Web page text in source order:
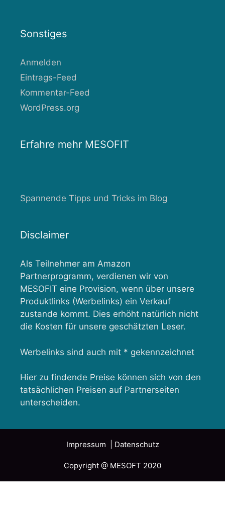
Sonstiges
Anmelden
Eintrags-Feed
Kommentar-Feed
WordPress.org
Erfahre mehr MESOFIT
Spannende Tipps und Tricks im Blog
Disclaimer
Als Teilnehmer am Amazon
Partnerprogramm, verdienen wir von
MESOFIT eine Provision, wenn über unsere
Produktlinks (Werbelinks) ein Verkauf
zustande kommt. Dies erhöht natürlich nicht
die Kosten für unsere geschätzten Leser.
Werbelinks sind auch mit * gekennzeichnet
Hier zu findende Preise können sich von den
tatsächlichen Preisen auf Partnerseiten
unterscheiden.
Impressum | Datenschutz
Copyright @ MESOFT 2020